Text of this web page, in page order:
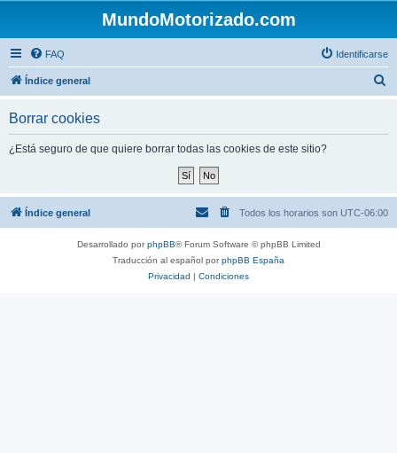
MundoMotorizado.com
FAQ Identificarse
Índice general
Borrar cookies
¿Está seguro de que quiere borrar todas las cookies de este sitio?
Índice general Todos los horarios son UTC-06:00
Desarrollado porphpBB® Forum Software © phpBB Limited
Traducción al español porphpBB España
Privacidad | Condiciones